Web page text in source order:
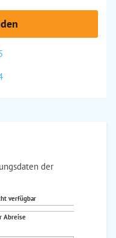
der
verfügbar
Abreise